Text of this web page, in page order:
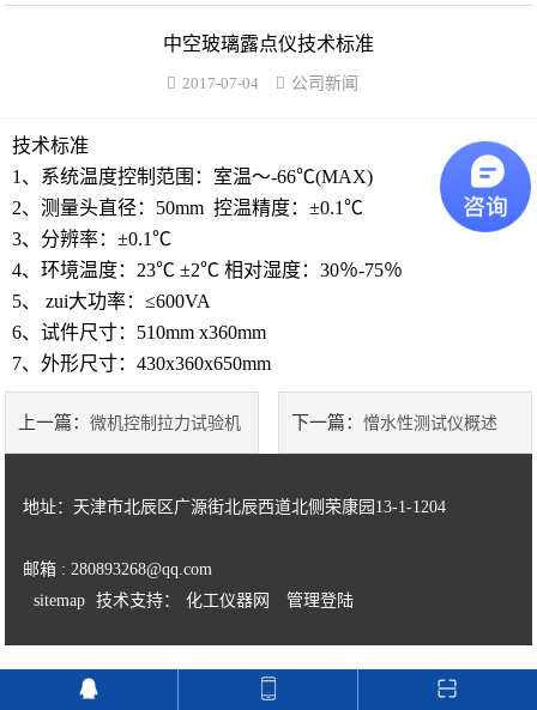
混凝土类检测设备
防水卷材类试验仪器
陶瓷砖系列
土工类试验仪器
建筑节能类试验仪器
塑料管材检测试验机
中空玻璃露点仪技术标准
2017-07-04 公司新闻
技术标准
1、系统温度控制范围：室温～-66℃(MAX)
2、测量头直径：50mm 控温精度：±0.1℃
3、分辨率：±0.1℃
4、环境温度：23℃ ±2℃ 相对湿度：30％-75％
5、 zui大功率：≤600VA
6、试件尺寸：510mm x360mm
7、外形尺寸：430x360x650mm
上一篇：微机控制拉力试验机 下一篇： 憎水性测试仪概述
地址：天津市北辰区广源街北辰西道北侧荣康园13-1-1204
邮箱 : 280893268@qq.com
sitemap
技术支持： 化工仪器网 管理登陆